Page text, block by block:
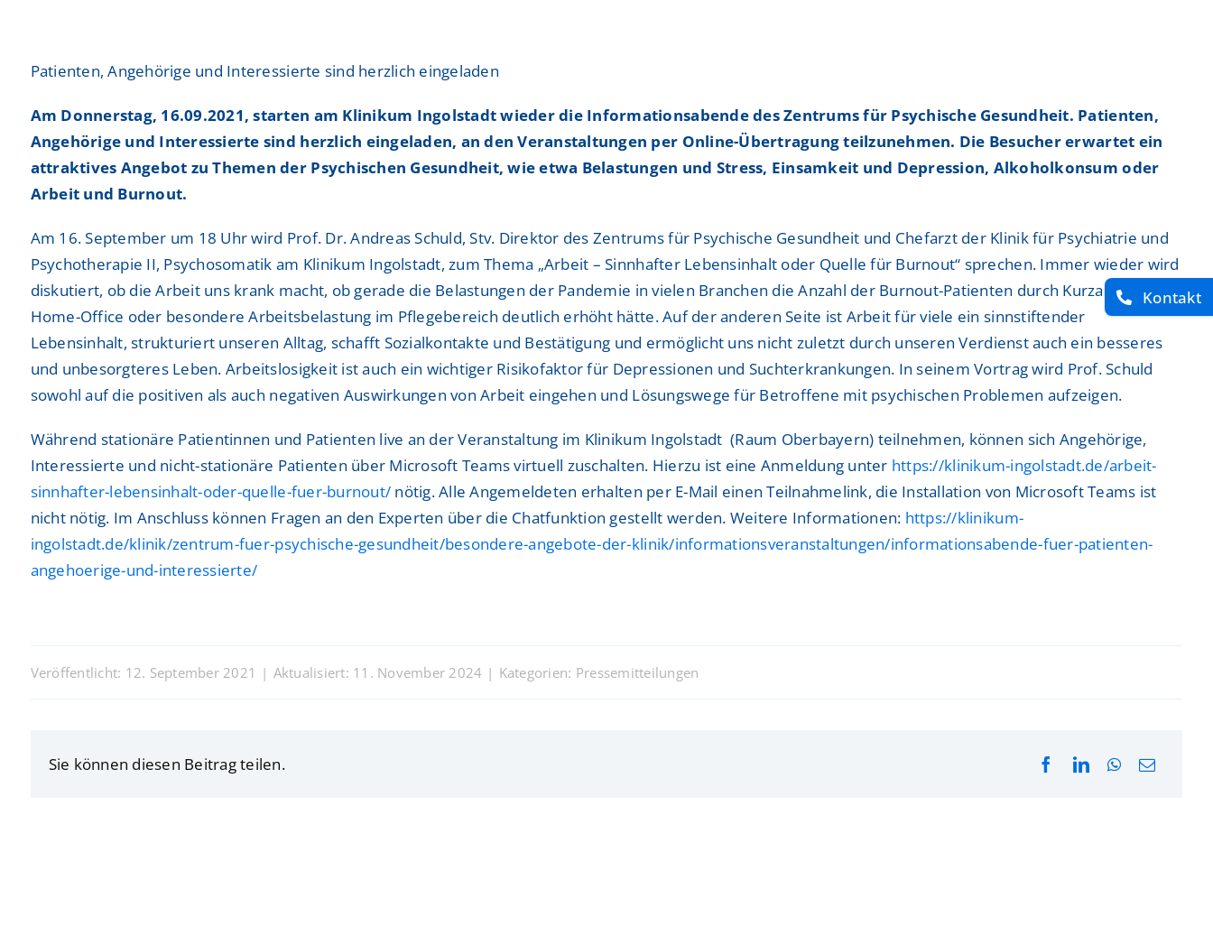
Kontakt
Nuklearmedizin
Orthopädie und Unfallchirurgie
Physikalische und Rehabilitative Medizin
Pneumologie, Beatmungsmedizin, Thorakale Onkologie & Immonologie
Radiologie und Neuroradiologie
Strahlentherapie und radiologische Onkologie
Urologie
TraumaZentrum
Viszeralonkologisches Zentrum
Nuklearmedizin
Orthopädie und Unfallchirurgie
Physikalische und Rehabilitative Medizin
Pneumologie, Beatmungsmedizin, Thorakale Onkologie & Immonologie
Radiologie und Neuroradiologie
Strahlentherapie und radiologische Onkologie
Urologie
TraumaZentrum
Viszeralonkologisches Zentrum
Patienten, Angehörige und Interessierte sind herzlich eingeladen
Am Donnerstag, 16.09.2021, starten am Klinikum Ingolstadt wieder die Informationsabende des Zentrums für Psychische Gesundheit. Patienten,
Angehörige und Interessierte sind herzlich eingeladen, an den Veranstaltungen per Online-Übertragung teilzunehmen. Die Besucher erwartet ein
attraktives Angebot zu Themen der Psychischen Gesundheit, wie etwa Belastungen und Stress, Einsamkeit und Depression, Alkoholkonsum oder
Arbeit und Burnout.
Am 16. September um 18 Uhr wird Prof. Dr. Andreas Schuld, Stv. Direktor des Zentrums für Psychische Gesundheit und Chefarzt der Klinik für Psychiatrie und
Psychotherapie II, Psychosomatik am Klinikum Ingolstadt, zum Thema „Arbeit – Sinnhafter Lebensinhalt oder Quelle für Burnout“ sprechen. Immer wieder wird
diskutiert, ob die Arbeit uns krank macht, ob gerade die Belastungen der Pandemie in vielen Branchen die Anzahl der Burnout-Patienten durch Kurzarbeit,
Home-Office oder besondere Arbeitsbelastung im Pflegebereich deutlich erhöht hätte. Auf der anderen Seite ist Arbeit für viele ein sinnstiftender
Lebensinhalt, strukturiert unseren Alltag, schafft Sozialkontakte und Bestätigung und ermöglicht uns nicht zuletzt durch unseren Verdienst auch ein besseres
und unbesorgteres Leben. Arbeitslosigkeit ist auch ein wichtiger Risikofaktor für Depressionen und Suchterkrankungen. In seinem Vortrag wird Prof. Schuld
sowohl auf die positiven als auch negativen Auswirkungen von Arbeit eingehen und Lösungswege für Betroffene mit psychischen Problemen aufzeigen.
Während stationäre Patientinnen und Patienten live an der Veranstaltung im Klinikum Ingolstadt (Raum Oberbayern) teilnehmen, können sich Angehörige,
Interessierte und nicht-stationäre Patienten über Microsoft Teams virtuell zuschalten. Hierzu ist eine Anmeldung unter https://klinikum-ingolstadt.de/arbeit-
sinnhafter-lebensinhalt-oder-quelle-fuer-burnout/ nötig. Alle Angemeldeten erhalten per E-Mail einen Teilnahmelink, die Installation von Microsoft Teams ist
nicht nötig. Im Anschluss können Fragen an den Experten über die Chatfunktion gestellt werden. Weitere Informationen: https://klinikum-
ingolstadt.de/klinik/zentrum-fuer-psychische-gesundheit/besondere-angebote-der-klinik/informationsveranstaltungen/informationsabende-fuer-patienten-
angehoerige-und-interessierte/
Veröffentlicht: 12. September 2021 | Aktualisiert: 11. November 2024 | Kategorien: Pressemitteilungen
Sie können diesen Beitrag teilen.